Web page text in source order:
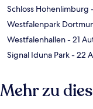
Schloss Hohenlimburg
Westfalenpark
Westfalenhallen- 21
Signal Iduna Park- 22
Mehr zu